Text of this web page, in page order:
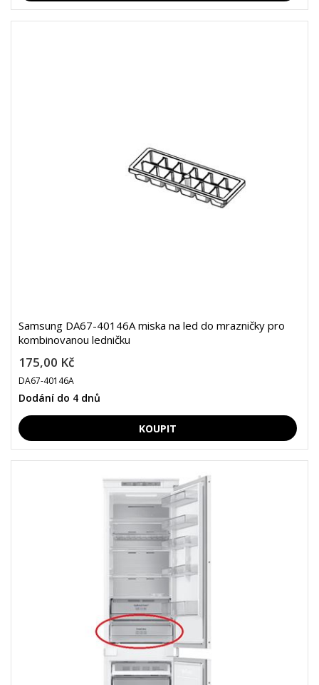
Samsung DA67-40146A miska na led do mrazničky pro
kombinovanou ledničku
175,00 Kč
DA67-40146A
Dodání do 4 dnů